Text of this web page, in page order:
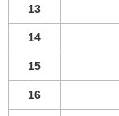
13
14
15
16